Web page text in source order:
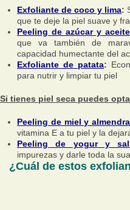
Exfoliante de coco y lima:
que te deje la piel suave y
Peeling de azúcar y
que va también de
capacidad humectante del
Exfoliante de patata:
para nutrir y limpiar tu piel
Si tienes piel seca puedes
Peeling de miel y
vitamina E a tu piel y la
Peeling de yogur y sal
impurezas y darle toda la
¿Cuál de estos